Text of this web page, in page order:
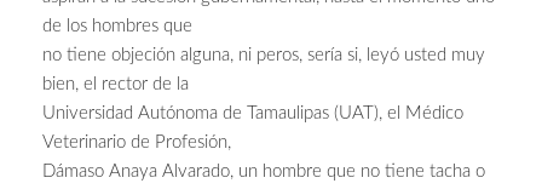
de los hombres que
no tiene objeción alguna, ni peros, sería si, leyó usted muy
bien, el rector de la
Universidad Autónoma de Tamaulipas (UAT), el Médico
Veterinario de Profesión,
Dámaso Anaya Alvarado, un hombre que no tiene tacha o